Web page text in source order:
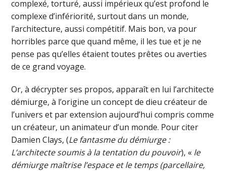
complexé, torturé, aussi impérieux qu’est profond le
complexe d’infériorité, surtout dans un monde,
l’architecture, aussi compétitif. Mais bon, va pour
horribles parce que quand même, il les tue et je ne
pense pas qu’elles étaient toutes prêtes ou averties
de ce grand voyage.
Or, à décrypter ses propos, apparaît en lui l’architecte
démiurge, à l’origine un concept de dieu créateur de
l’univers et par extension aujourd’hui compris comme
un créateur, un animateur d’un monde. Pour citer
Damien Clays, (Le fantasme du démiurge :
L’architecte soumis à la tentation du pouvoir), « le
démiurge maîtrise l’espace et le temps (parcellaire,